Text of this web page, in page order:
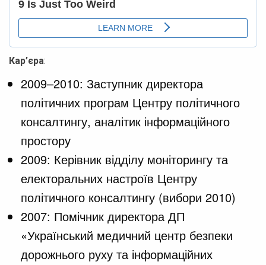
Кар’єра:
2009–2010: Заступник директора
політичних програм Центру політичного
консалтингу, аналітик інформаційного
простору
2009: Керівник відділу моніторингу та
електоральних настроїв Центру
політичного консалтингу (вибори 2010)
2007: Помічник директора ДП
«Український медичний центр безпеки
дорожнього руху та інформаційних